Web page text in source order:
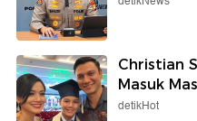
Christian
Masuk
detikHot